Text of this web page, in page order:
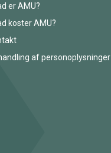
er AMU?
koster AMU?
af personoplysninger